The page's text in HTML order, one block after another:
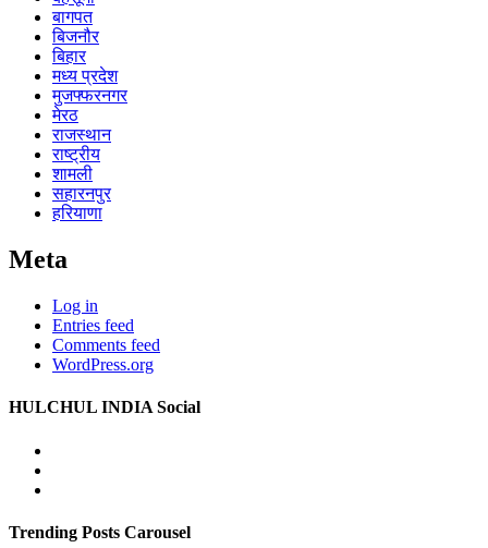
बागपत
बिजनौर
बिहार
मध्य प्रदेश
मुजफ्फरनगर
मेरठ
राजस्थान
राष्ट्रीय
शामली
सहारनपुर
हरियाणा
Meta
Log in
Entries feed
Comments feed
WordPress.org
HULCHUL INDIA Social
Trending Posts Carousel